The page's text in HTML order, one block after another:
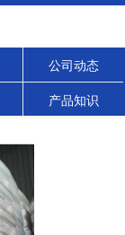
公司动态
产品知识